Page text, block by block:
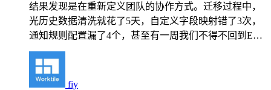
结果发现是在重新定义团队的协作方式。迁移过程中，
光历史数据清洗就花了5天，自定义字段映射错了3次，
通知规则配置漏了4个，甚至有一周我们不得不回到E…
fiy